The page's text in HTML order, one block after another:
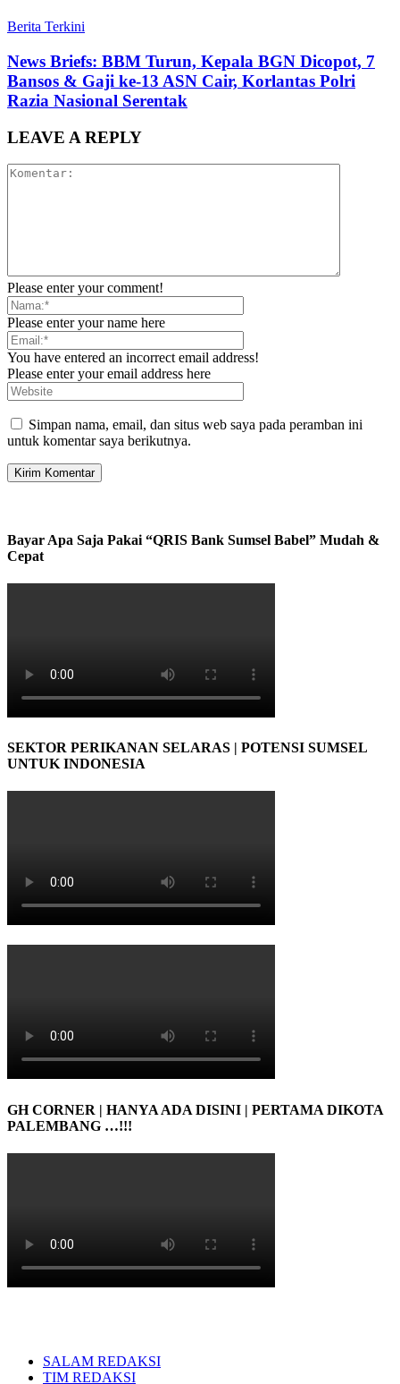
Berita Terkini
News Briefs: BBM Turun, Kepala BGN Dicopot, 7
Bansos & Gaji ke-13 ASN Cair, Korlantas Polri
Razia Nasional Serentak
LEAVE A REPLY
Please enter your comment!
Please enter your name here
You have entered an incorrect email address!
Please enter your email address here
Simpan nama, email, dan situs web saya pada peramban ini
untuk komentar saya berikutnya.
Bayar Apa Saja Pakai “QRIS Bank Sumsel Babel” Mudah &
Cepat
SEKTOR PERIKANAN SELARAS | POTENSI SUMSEL
UNTUK INDONESIA
GH CORNER | HANYA ADA DISINI | PERTAMA DIKOTA
PALEMBANG …!!!
SALAM REDAKSI
TIM REDAKSI